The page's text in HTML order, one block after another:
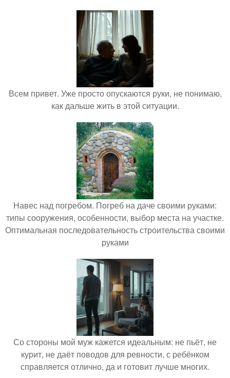
Всем привет. Уже просто опускаются руки, не понимаю,
как дальше жить в этой ситуации.
Навес над погребом. Погреб на даче своими руками:
типы сооружения, особенности, выбор места на участке.
Оптимальная последовательность строительства своими
руками
Со стороны мой муж кажется идеальным: не пьёт, не
курит, не даёт поводов для ревности, с ребёнком
справляется отлично, да и готовит лучше многих.